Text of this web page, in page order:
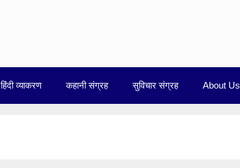
हिंदी व्याकरण कहानी संग्रह सुविचार संग्रह About Us